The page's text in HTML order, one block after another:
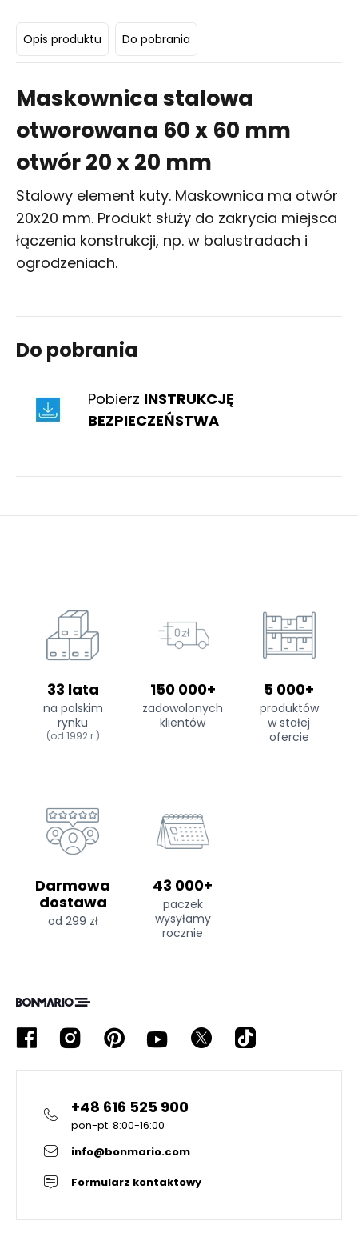
Opis produktu Do pobrania
Maskownica stalowa
otworowana 60 x 60 mm
otwór 20 x 20 mm
Stalowy element kuty. Maskownica ma otwór
20x20 mm. Produkt służy do zakrycia miejsca
łączenia konstrukcji, np. w balustradach i
ogrodzeniach.
Do pobrania
Pobierz INSTRUKCJĘ
BEZPIECZEŃSTWA
33 lata
na polskim
rynku
(od 1992 r.)
150 000+
zadowolonych
klientów
5 000+
produktów
w stałej
ofercie
Darmowa
dostawa
od 299 zł
43 000+
paczek
wysyłamy
rocznie
+48 616 525 900
pon-pt: 8:00-16:00
info@bonmario.com
Formularz kontaktowy